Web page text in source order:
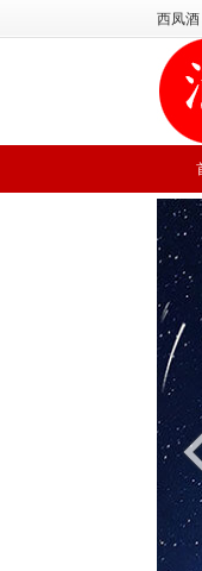
西凤酒